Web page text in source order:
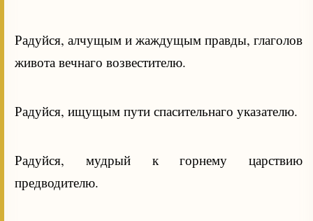
Радуйся, алчущым и жаждущым правды, глаголов
живота вечнаго возвестителю.
Радуйся, ищущым пути спасительнаго указателю.
Радуйся, мудрый к горнему царствию
предводителю.